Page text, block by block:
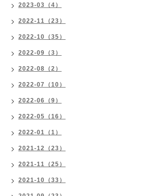
2023-03（4）
2022-11（23）
2022-10（35）
2022-09（3）
2022-08（2）
2022-07（10）
2022-06（9）
2022-05（16）
2022-01（1）
2021-12（23）
2021-11（25）
2021-10（33）